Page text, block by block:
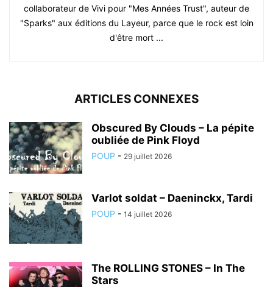
collaborateur de Vivi pour "Mes Années Trust", auteur de
"Sparks" aux éditions du Layeur, parce que le rock est loin
d'être mort ...
ARTICLES CONNEXES
Obscured By Clouds – La pépite
oubliée de Pink Floyd
POUP - 29 juillet 2026
Varlot soldat – Daeninckx, Tardi
POUP - 14 juillet 2026
The ROLLING STONES – In The
Stars